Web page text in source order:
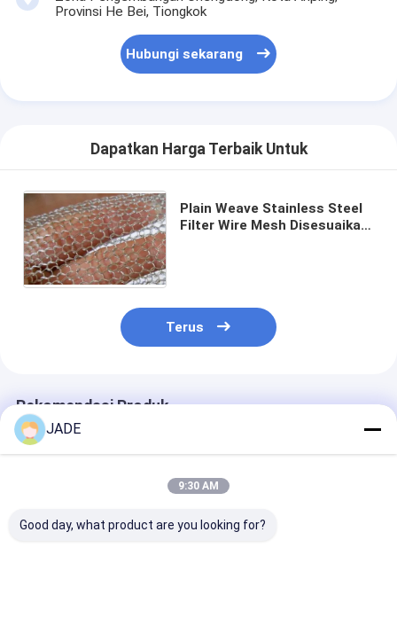
Provinsi He Bei, Tiongkok
Hubungi sekarang
Dapatkan Harga Terbaik Untuk
Plain Weave Stainless Steel
Filter Wire Mesh Disesuaikan
Terus
Rekomendasi Produk
JADE
9:30 AM
Good day, what product are you looking for?